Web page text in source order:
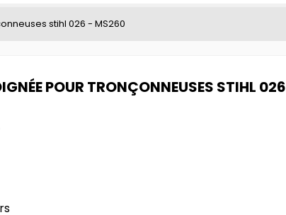
stihl 026 - MS260
POUR TRONÇONNEUSES STIHL 026